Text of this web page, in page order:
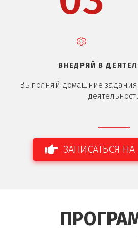
ВНЕДРЯЙ В
Выполняй домашние
ЗАПИСАТЬСЯ